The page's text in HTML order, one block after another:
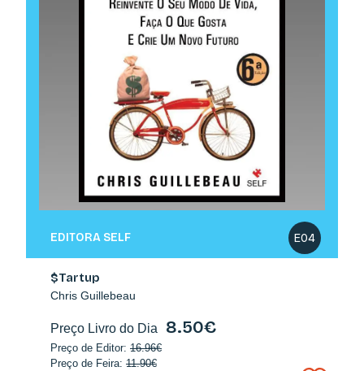
E04
EDITORA SELF
$Tartup
Chris Guillebeau
Preço Livro do Dia 8.50€
Preço de Editor: 16.96€
Preço de Feira: 11.90€